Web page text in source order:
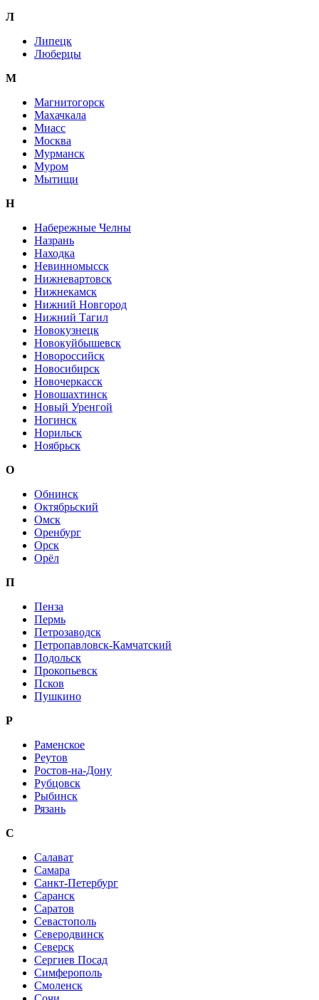
Л
Липецк
Люберцы
М
Магнитогорск
Махачкала
Миасс
Москва
Мурманск
Муром
Мытищи
Н
Набережные Челны
Назрань
Находка
Невинномысск
Нижневартовск
Нижнекамск
Нижний Новгород
Нижний Тагил
Новокузнецк
Новокуйбышевск
Новороссийск
Новосибирск
Новочеркасск
Новошахтинск
Новый Уренгой
Ногинск
Норильск
Ноябрьск
О
Обнинск
Октябрьский
Омск
Оренбург
Орск
Орёл
П
Пенза
Пермь
Петрозаводск
Петропавловск-Камчатский
Подольск
Прокопьевск
Псков
Пушкино
Р
Раменское
Реутов
Ростов-на-Дону
Рубцовск
Рыбинск
Рязань
С
Салават
Самара
Санкт-Петербург
Саранск
Саратов
Севастополь
Северодвинск
Северск
Сергиев Посад
Симферополь
Смоленск